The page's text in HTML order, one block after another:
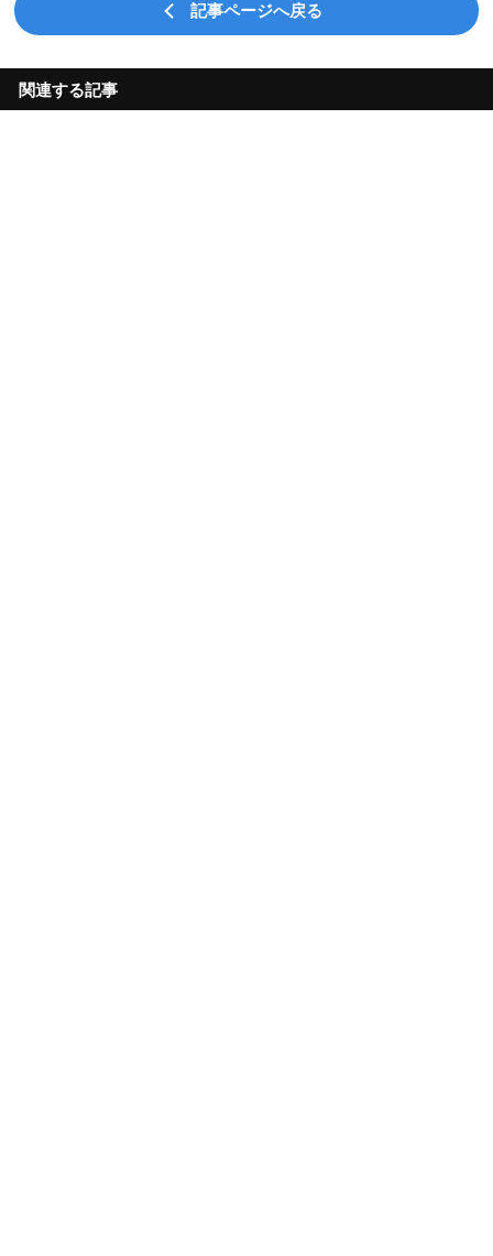
記事ページへ戻る
関連する記事